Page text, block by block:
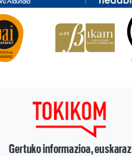
Gertuko informazioa, euskaraz